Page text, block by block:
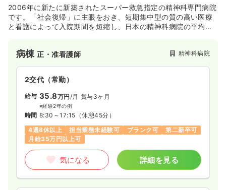
2006年に新たに新築されたスーパー救急指定の精神科専門病院
です。「社会復帰」に主眼をおき、短期集中型の質の高い医療
と看護によって入院期間を短縮し、日本の精神科病院の平均入
設「南面」、認知症デイケアセンター「佳境」があり、在宅復
帰、社会復帰を目指す病院です。
病棟正・准看護師 精神科病院
2交代（常勤）
給与 35.8万円 /月 賞与3ヶ月
※経験2年の例
時間 8:30～17:15 （休憩45分）
4週8休以上
担当業務未経験可 ブランク可
第二新卒可
月給35万円以上可
気になる 詳細を見る